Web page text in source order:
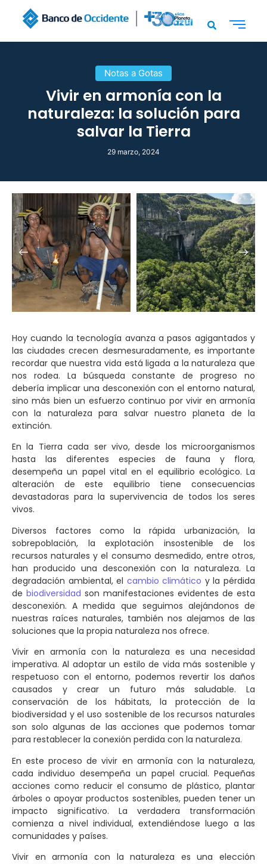
Notas a Gotas
Vivir en armonía con la
naturaleza: la solución para
salvar la Tierra
29 marzo, 2024
Hoy cuando la tecnología avanza a pasos agigantados y
las ciudades crecen desmesuradamente, es importante
recordar que nuestra vida está ligada a la naturaleza que
nos rodea. La búsqueda constante de progreso no
debería implicar una desconexión con el entorno natural,
sino más bien un esfuerzo continuo por vivir en armonía
con la naturaleza para salvar nuestro planeta de la
extinción.
En la Tierra cada ser vivo, desde los microorganismos
hasta las diferentes especies de fauna y flora,
desempeña un papel vital en el equilibrio ecológico. La
alteración de este equilibrio tiene consecuencias
devastadoras para la supervivencia de todos los seres
vivos.
Diversos factores como la rápida urbanización, la
sobrepoblación, la explotación insostenible de los
recursos naturales y el consumo desmedido, entre otros,
han producido una desconexión con la naturaleza. La
degradación ambiental, el cambio climático y la pérdida
de biodiversidad son manifestaciones evidentes de esta
desconexión. A medida que seguimos alejándonos de
nuestras raíces naturales, también nos alejamos de las
soluciones que la propia naturaleza nos ofrece.
Vivir en armonía con la naturaleza es una necesidad
imperativa. Al adoptar un estilo de vida más sostenible y
respetuoso con el entorno, podemos revertir los daños
causados y crear un futuro más saludable. La
conservación de los hábitats, la protección de la
biodiversidad y el uso sostenible de los recursos naturales
son solo algunas de las acciones que podemos tomar
para restablecer la conexión perdida con la naturaleza.
En este proceso de vivir en armonía con la naturaleza,
cada individuo desempeña un papel crucial. Pequeñas
acciones como reducir el consumo de plástico, plantar
árboles o apoyar productos sostenibles, pueden tener un
impacto significativo. La verdadera transformación
comienza a nivel individual, extendiéndose luego a las
comunidades y países.
Vivir en armonía con la naturaleza es una elección